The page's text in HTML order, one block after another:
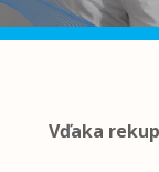
Vďaka